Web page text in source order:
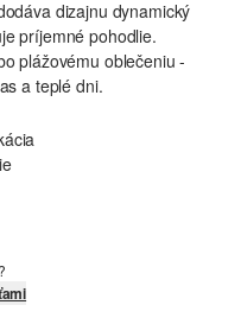
dizajnu dynamický
príjemné pohodlie.
plážovému oblečeniu -
a teplé dni.